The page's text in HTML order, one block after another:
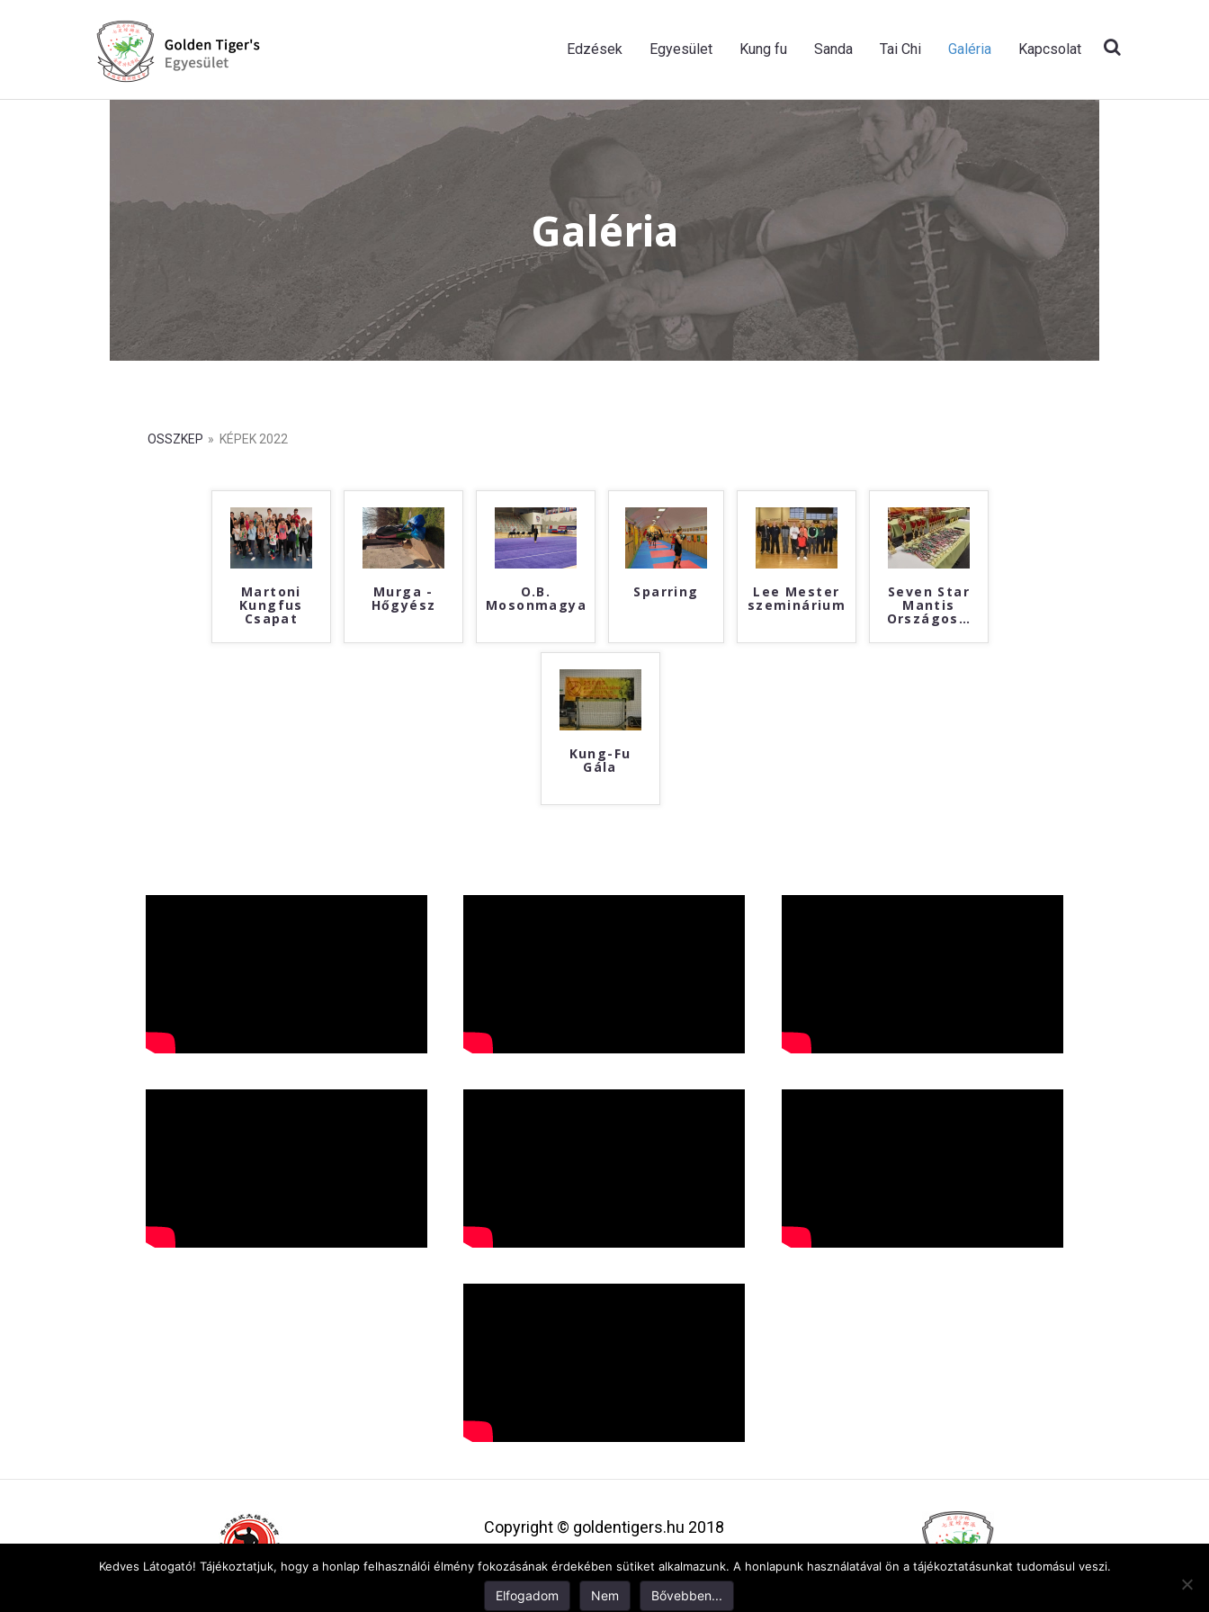
Edzések Egyesület Kung fu Sanda Tai Chi Galéria Kapcsolat
Galéria
OSSZKEP » KÉPEK 2022
Martoni
Kungfus
Csapat
Murga -
Hőgyész
O.B.
Mosonmagyaróvár
Sparring Lee Mester
szeminárium
Seven Star
Mantis
Országos …
Kung-Fu
Gála
Copyright © goldentigers.hu 2018
Kapcsolat
Kedves Látogató! Tájékoztatjuk, hogy a honlap felhasználói élmény fokozásának érdekében sütiket alkalmazunk. A honlapunk használatával ön a tájékoztatásunkat tudomásul veszi.
Elfogadom Nem Bővebben...